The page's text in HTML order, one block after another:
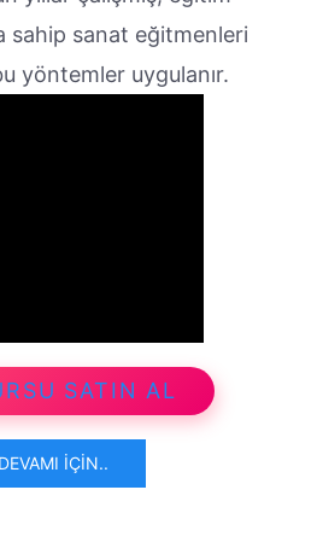
sahip sanat eğitmenleri
yöntemler uygulanır.
SATIN AL
DEVAMI İÇIN..